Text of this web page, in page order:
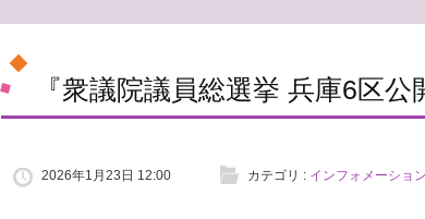
『衆議院議員総選挙 兵庫6区
2026年1月23日 12:00 カテゴリ : インフォメーション